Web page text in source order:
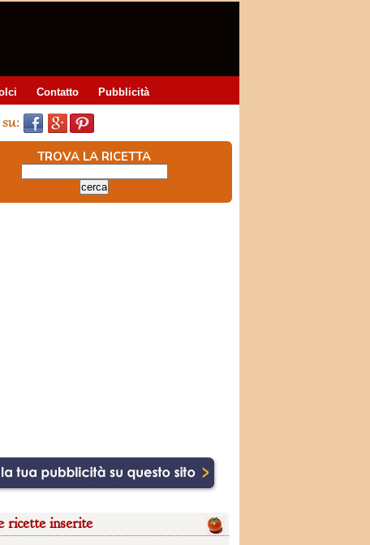
Contatto Pubblicità
TROVA LA RICETTA
ricette inserite